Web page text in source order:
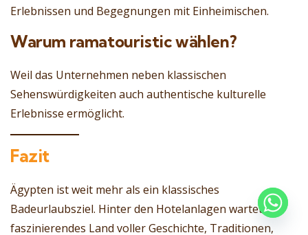
Erlebnissen und Begegnungen mit Einheimischen.
Warum ramatouristic wählen?
Weil das Unternehmen neben klassischen
Sehenswürdigkeiten auch authentische kulturelle
Erlebnisse ermöglicht.
Fazit
Ägypten ist weit mehr als ein klassisches
Badeurlaubsziel. Hinter den Hotelanlagen wartet ein
faszinierendes Land voller Geschichte, Traditionen,